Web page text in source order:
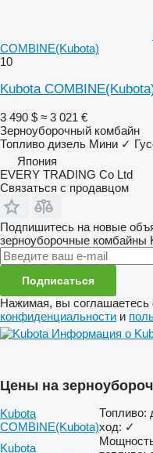
COMBINE(Kubota)
10
Kubota
3 490 $ ≈ 3 021 €
Зерноуборочный комбайн
Топливо дизель Мини ✓
Япония
EVERY TRADING Co Ltd
Связаться с продавцом
Подпишитесь на новые
зерноуборочные комбайны
Подписаться
Нажимая, вы соглашаетесь
конфиденциальности и
Информация о
Цены на
Kubota
COMBINE(Kubota)
Топливо:
ход: ✓
Kubota